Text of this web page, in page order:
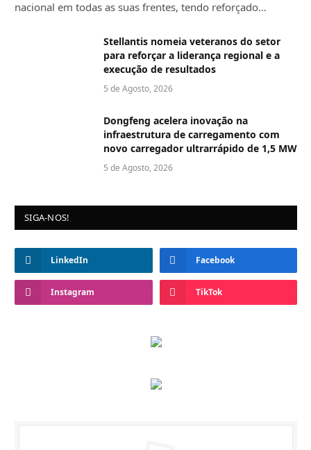
nacional em todas as suas frentes, tendo reforçado…
Stellantis nomeia veteranos do setor
para reforçar a liderança regional e a
execução de resultados
5 de Agosto, 2026
Dongfeng acelera inovação na
infraestrutura de carregamento com
novo carregador ultrarrápido de 1,5 MW
5 de Agosto, 2026
SIGA-NOS!
LinkedIn Facebook
Instagram TikTok